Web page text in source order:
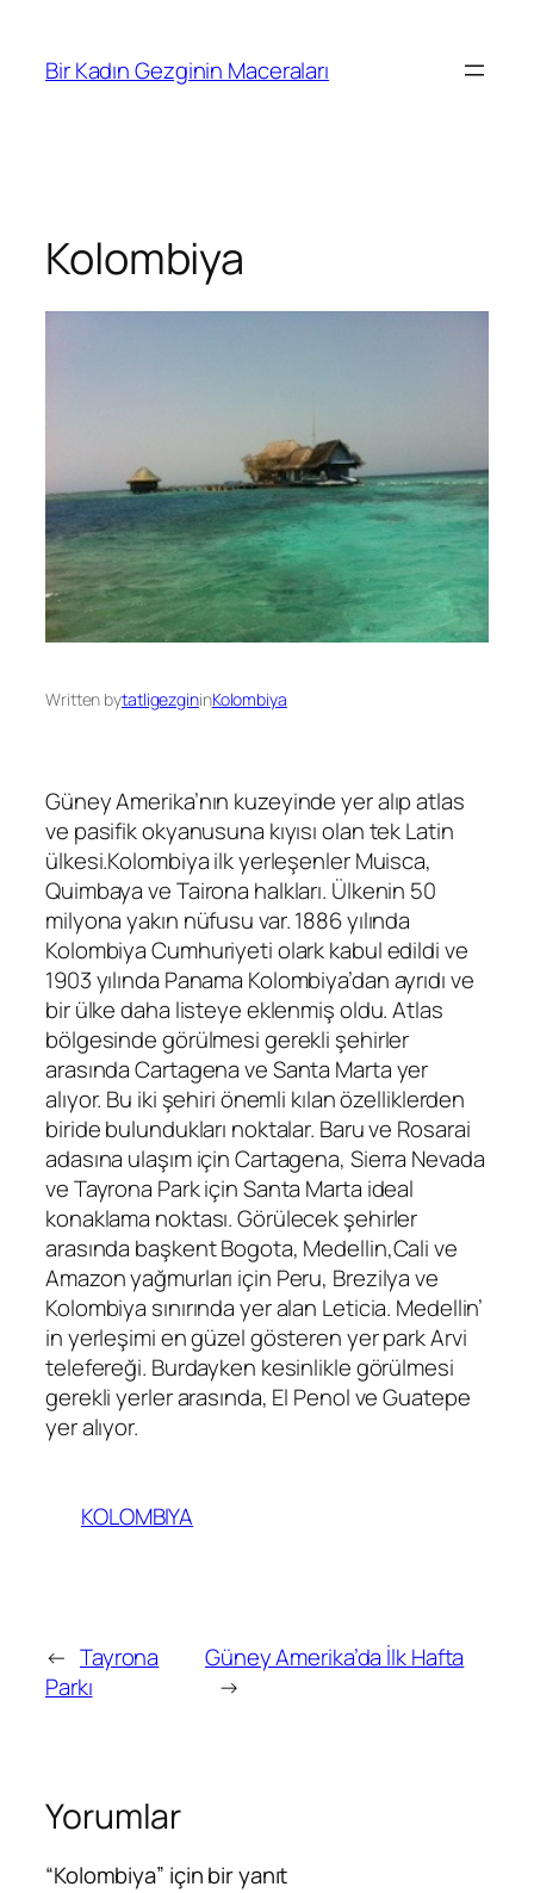
Bir Kadın Gezginin Maceraları
Kolombiya
Written bytatligezgininKolombiya
Güney Amerika’nın kuzeyinde yer alıp atlas
ve pasifik okyanusuna kıyısı olan tek Latin
ülkesi.Kolombiya ilk yerleşenler Muisca,
Quimbaya ve Tairona halkları. Ülkenin 50
milyona yakın nüfusu var. 1886 yılında
Kolombiya Cumhuriyeti olark kabul edildi ve
1903 yılında Panama Kolombiya’dan ayrıdı ve
bir ülke daha listeye eklenmiş oldu. Atlas
bölgesinde görülmesi gerekli şehirler
arasında Cartagena ve Santa Marta yer
alıyor. Bu iki şehiri önemli kılan özelliklerden
biride bulundukları noktalar. Baru ve Rosarai
adasına ulaşım için Cartagena, Sierra Nevada
ve Tayrona Park için Santa Marta ideal
konaklama noktası. Görülecek şehirler
arasında başkent Bogota, Medellin,Cali ve
Amazon yağmurları için Peru, Brezilya ve
Kolombiya sınırında yer alan Leticia. Medellin’
in yerleşimi en güzel gösteren yer park Arvi
telefereği. Burdayken kesinlikle görülmesi
gerekli yerler arasında, El Penol ve Guatepe
yer alıyor.
KOLOMBIYA
← Tayrona
Parkı
Güney Amerika’da İlk Hafta
→
Yorumlar
“Kolombiya” için bir yanıt